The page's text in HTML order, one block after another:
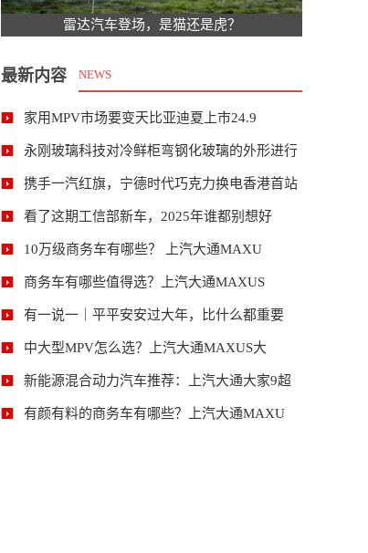
雷达汽车登场，是猫还是虎？
最新内容 NEWS
家用MPV市场要变天比亚迪夏上市24.9
永刚玻璃科技对冷鲜柜弯钢化玻璃的外形进行
携手一汽红旗，宁德时代巧克力换电香港首站
看了这期工信部新车，2025年谁都别想好
10万级商务车有哪些？ 上汽大通MAXU
商务车有哪些值得选？上汽大通MAXUS
有一说一｜平平安安过大年，比什么都重要
中大型MPV怎么选？上汽大通MAXUS大
新能源混合动力汽车推荐：上汽大通大家9超
有颜有料的商务车有哪些？上汽大通MAXU